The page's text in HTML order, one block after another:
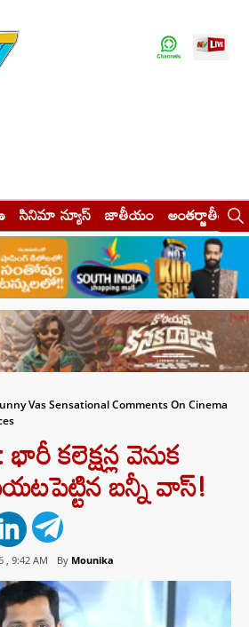
సినిమా న్యూస్ జాతీయం అంతర్జాతీయం
Vas Sensational Comments On Cinema
కలెక్షన్ల వెనుక
బన్నీ వాస్!
, 9:42 AM By Mounika